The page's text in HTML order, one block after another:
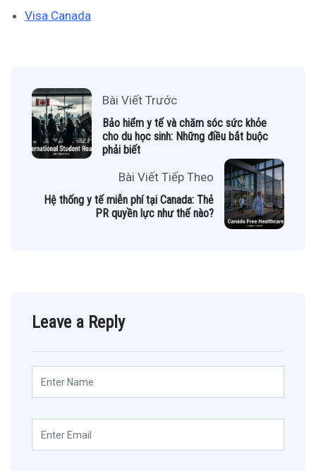
Visa Canada
Bài Viết Trước
Bảo hiểm y tế và chăm sóc sức khỏe
cho du học sinh: Những điều bắt buộc
phải biết
Bài Viết Tiếp Theo
Hệ thống y tế miễn phí tại Canada: Thẻ
PR quyền lực như thế nào?
Leave a Reply